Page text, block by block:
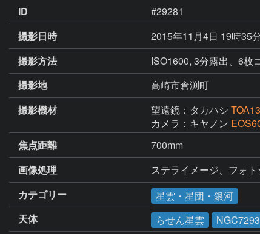
ID
#29281
撮影日時
2015年11月4日 19時35
撮影方法
ISO1600, 3分露出、6枚
撮影地
高崎市倉渕町
撮影機材
望遠鏡：タカハシ
カメラ：キヤノン
焦点距離
700mm
画像処理
ステライメージ、フォ
カテゴリー
星雲・星団・銀河
天体
らせん星雲 NGC7293